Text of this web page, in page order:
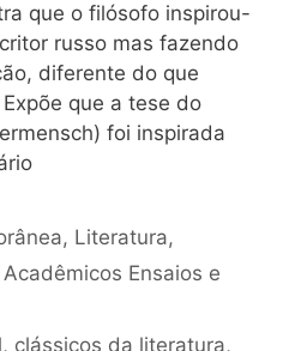
que o filósofo inspirou-
russo mas fazendo
diferente do que
que a tese do
foi inspirada
, Literatura,
Ensaios e
, clássicos da literatura,